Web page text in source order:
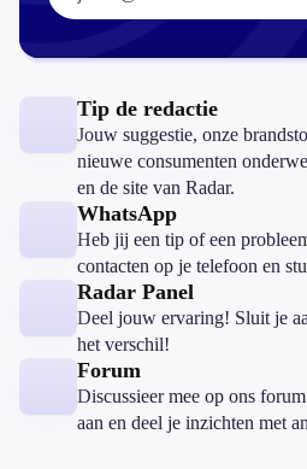
Tip de redactie
Jouw suggestie, onze
nieuwe consumenten
en de site van Radar.
WhatsApp
Heb jij een tip of een
contacten op je telefoon en
Radar Panel
Deel jouw ervaring! Sluit je
het verschil!
Forum
Discussieer mee op ons
aan en deel je inzichten met